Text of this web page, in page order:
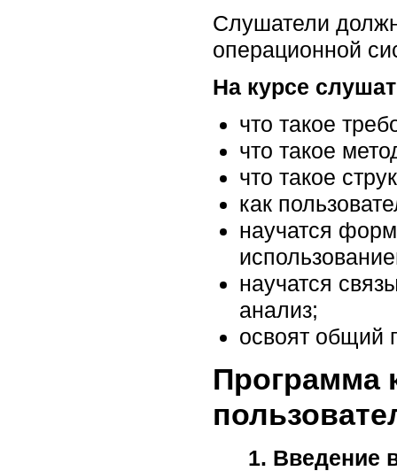
Слушатели
операционной
На курсе
что такое
что такое
что такое
как
научатся
научатся
анализ;
освоят общий
Программа
1. Введение